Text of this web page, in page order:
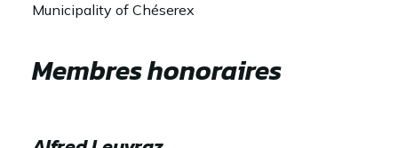
Municipality of Chéserex
Membres honoraires